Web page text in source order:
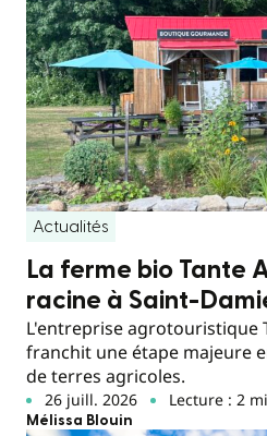
Actualités
La ferme bio Tante
racine à Saint-
L'entreprise agrotouristique
franchit une étape majeure
de terres agricoles.
26 juill. 2026 Lecture : 2
Mélissa Blouin